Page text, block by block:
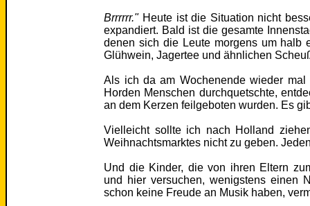
Brrrrrr."Heute ist die Situation nicht
expandiert. Bald ist die gesamte
denen sich die Leute morgens um halb
Glühwein, Jagertee und ähnlichen
Als ich da am Wochenende wieder
Horden Menschen durchquetschte,
an dem Kerzen feilgeboten wurden. Es
Vielleicht sollte ich nach Holland
Weihnachtsmarktes nicht zu geben.
Und die Kinder, die von ihren Eltern
und hier versuchen, wenigstens einen
schon keine Freude an Musik haben,